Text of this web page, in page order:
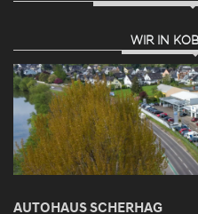
WIR IN
AUTOHAUS SCHERHAG